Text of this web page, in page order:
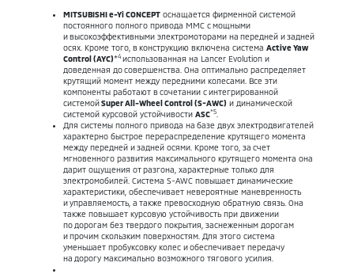
MITSUBISHI e-Yi CONCEPT оснащается фирменной системой
постоянного полного привода MMC с мощными
и высокоэффективными электромоторами на передней и задней
осях. Кроме того, в конструкцию включена система Active Yaw
Control (AYC)*4 использованная на Lancer Evolution и
доведенная до совершенства. Она оптимально распределяет
крутящий момент между передними колесами. Все эти
компоненты работают в сочетании с интегрированной
системойSuper All-Wheel Control (S-AWC) и динамической
системой курсовой устойчивости ASC*5
Для системы полного привода на базе двух электродвигателей
характерно быстрое перераспределение крутящего момента
между передней и задней осями. Кроме того, за счет
мгновенного развития максимального крутящего момента она
дарит ощущения от разгона, характерные только для
электромобилей. Система S-AWC повышает динамические
характеристики, обеспечивает невероятные маневренность
и управляемость, а также превосходную обратную связь. Она
также повышает курсовую устойчивость при движении
по дорогам без твердого покрытия, заснеженным дорогам
и прочим скользким поверхностям. Для этого система
уменьшает пробуксовку колес и обеспечивает передачу
на дорогу максимально возможного тягового усилия.